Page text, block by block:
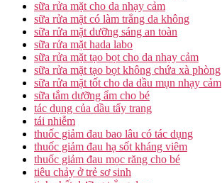
sữa rửa mặt cho da nhạy cảm
sữa rửa mặt có làm trắng da không
sữa rửa mặt dưỡng sáng an toàn
sữa rửa mặt hada labo
sữa rửa mặt tạo bọt cho da nhạy cảm
sữa rửa mặt tạo bọt không chứa xà phòng
sữa rửa mặt tốt cho da dầu mụn nhạy cảm
sữa tắm dưỡng ẩm cho bé
tác dụng của dầu tẩy trang
tái nhiễm
thuốc giảm đau bao lâu có tác dụng
thuốc giảm đau hạ sốt kháng viêm
thuốc giảm đau mọc răng cho bé
tiêu chảy ở trẻ sơ sinh